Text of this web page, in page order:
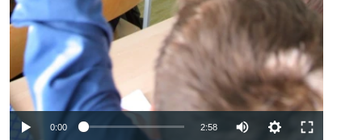
0:00 2:58